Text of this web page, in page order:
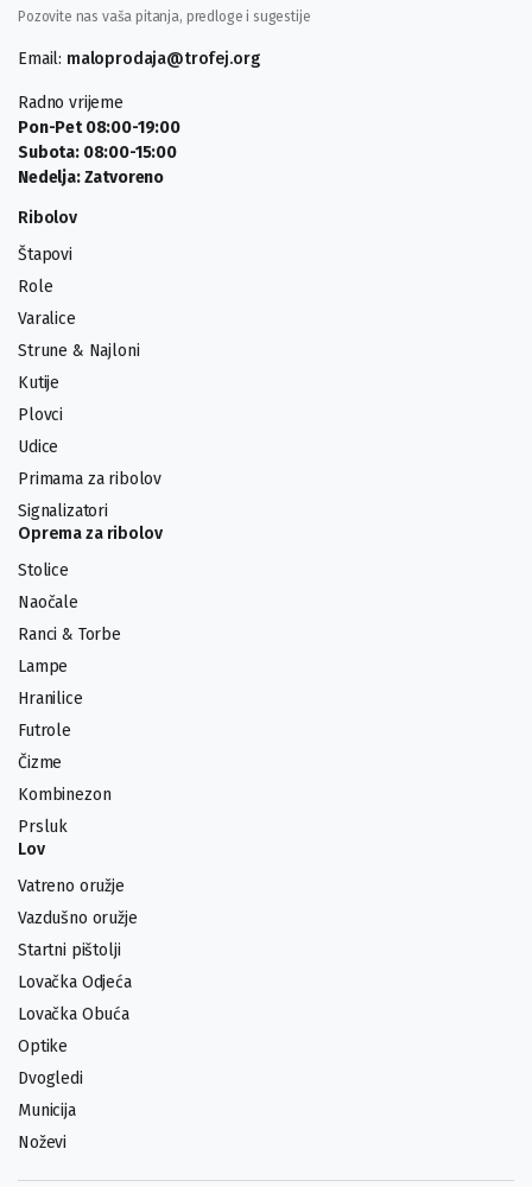
Pozovite nas vaša pitanja, predloge i sugestije
Email: maloprodaja@trofej.org
Radno vrijeme
Pon-Pet 08:00-19:00
Subota: 08:00-15:00
Nedelja: Zatvoreno
Ribolov
Štapovi
Role
Varalice
Strune & Najloni
Kutije
Plovci
Udice
Primama za ribolov
Signalizatori
Oprema za ribolov
Stolice
Naočale
Ranci & Torbe
Lampe
Hranilice
Futrole
Čizme
Kombinezon
Prsluk
Lov
Vatreno oružje
Vazdušno oružje
Startni pištolji
Lovačka Odjeća
Lovačka Obuća
Optike
Dvogledi
Municija
Noževi